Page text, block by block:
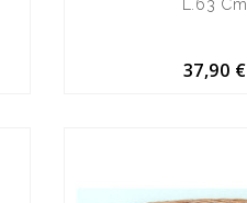
L.63 Cm
37,90 €